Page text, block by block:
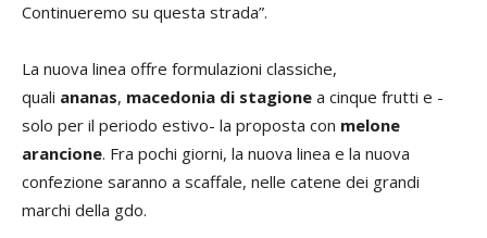
Continueremo su questa strada”.
La nuova linea offre formulazioni classiche,
quali ananas, macedonia di stagione a cinque frutti e -
solo per il periodo estivo- la proposta con melone
arancione. Fra pochi giorni, la nuova linea e la nuova
confezione saranno a scaffale, nelle catene dei grandi
marchi della gdo.